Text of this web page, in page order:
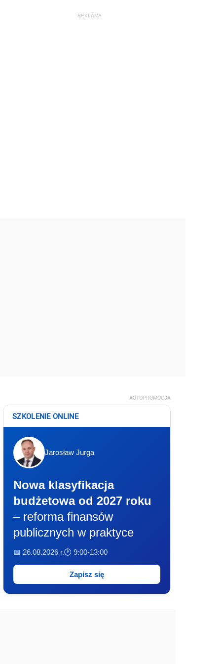
AUTOPROMOCJA
SZKOLENIE ONLINE
Jarosław Jurga
Nowa klasyfikacja
budżetowa od 2027 roku
– reforma finansów
publicznych w praktyce
📅 26.08.2026 r.🕐 9:00-13:00
Zapisz się